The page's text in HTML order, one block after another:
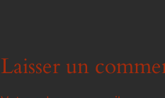
Laisser un